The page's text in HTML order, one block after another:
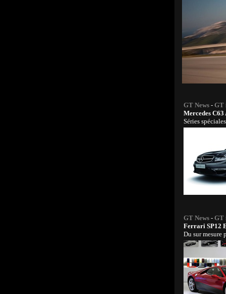
GT News - GT
Mercedes
Séries
GT News - GT
Ferrari SP12
Du sur mesure